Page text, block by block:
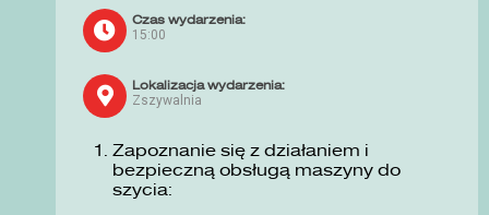
Czas wydarzenia:
15:00
Lokalizacja wydarzenia:
Zszywalnia
Zapoznanie się z działaniem i
bezpieczną obsługą maszyny do
szycia: